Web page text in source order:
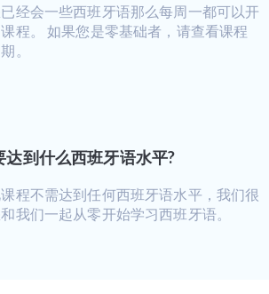
经会一些西班牙语那么每周一都可以开
程。 如果您是零基础者，请查看课程
。
达到什么西班牙语水平?
程不需达到任何西班牙语水平，我们很
我们一起从零开始学习西班牙语。